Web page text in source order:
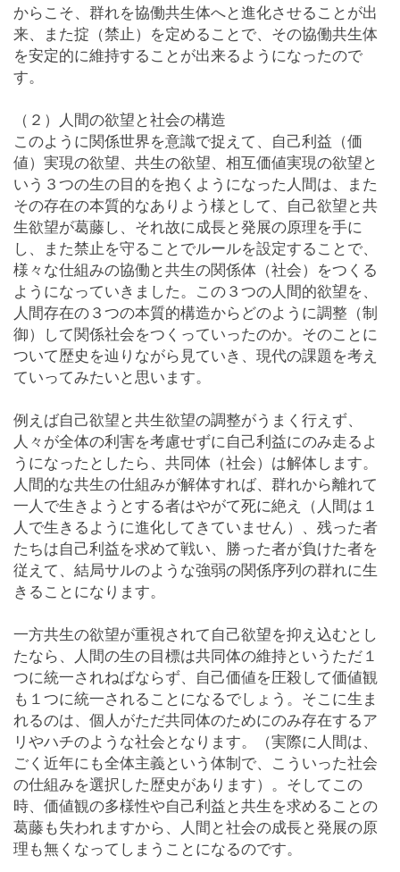
からこそ、群れを協働共生体へと進化させることが出
来、また掟（禁止）を定めることで、その協働共生体
を安定的に維持することが出来るようになったので
す。
（２）人間の欲望と社会の構造
このように関係世界を意識で捉えて、自己利益（価
値）実現の欲望、共生の欲望、相互価値実現の欲望と
いう３つの生の目的を抱くようになった人間は、また
その存在の本質的なありよう様として、自己欲望と共
生欲望が葛藤し、それ故に成長と発展の原理を手に
し、また禁止を守ることでルールを設定することで、
様々な仕組みの協働と共生の関係体（社会）をつくる
ようになっていきました。この３つの人間的欲望を、
人間存在の３つの本質的構造からどのように調整（制
御）して関係社会をつくっていったのか。そのことに
ついて歴史を辿りながら見ていき、現代の課題を考え
ていってみたいと思います。
例えば自己欲望と共生欲望の調整がうまく行えず、
人々が全体の利害を考慮せずに自己利益にのみ走るよ
うになったとしたら、共同体（社会）は解体します。
人間的な共生の仕組みが解体すれば、群れから離れて
一人で生きようとする者はやがて死に絶え（人間は１
人で生きるように進化してきていません）、残った者
たちは自己利益を求めて戦い、勝った者が負けた者を
従えて、結局サルのような強弱の関係序列の群れに生
きることになります。
一方共生の欲望が重視されて自己欲望を抑え込むとし
たなら、人間の生の目標は共同体の維持というただ１
つに統一されねばならず、自己価値を圧殺して価値観
も１つに統一されることになるでしょう。そこに生ま
れるのは、個人がただ共同体のためにのみ存在するア
リやハチのような社会となります。（実際に人間は、
ごく近年にも全体主義という体制で、こういった社会
の仕組みを選択した歴史があります）。そしてこの
時、価値観の多様性や自己利益と共生を求めることの
葛藤も失われますから、人間と社会の成長と発展の原
理も無くなってしまうことになるのです。